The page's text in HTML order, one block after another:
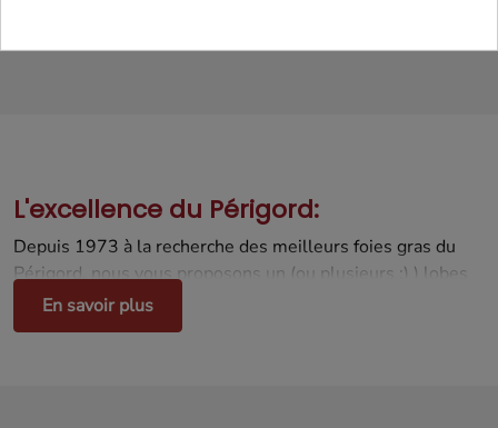
L'excellence du Périgord:
Depuis 1973 à la recherche des meilleurs foies gras du
Périgord, nous vous proposons un (ou plusieurs ;) ) lobes
de foie gras de canard frais, en direct du Sud-Ouest. IGP
canard à foie gras vous garanti la meilleure qualité qui
En savoir plus